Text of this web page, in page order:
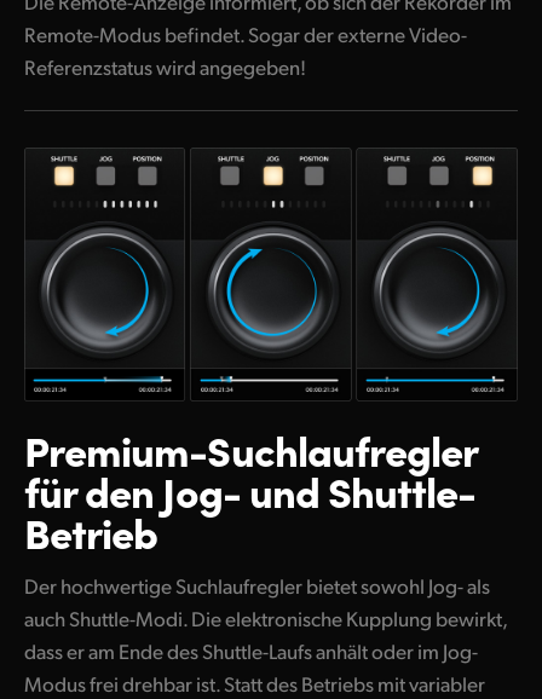
Remote-Modus befindet. Sogar der externe Video-
Referenzstatus wird angegeben!
Premium-Suchlaufregler
fürden Jog- und Shuttle-
Betrieb
Der hochwertige Suchlaufregler bietet sowohl Jog- als
auch Shuttle-Modi. Die elektronische Kupplung bewirkt,
dass er am Ende des Shuttle-Laufs anhält oder im Jog-
Modus frei drehbar ist. Statt des Betriebs mit variabler